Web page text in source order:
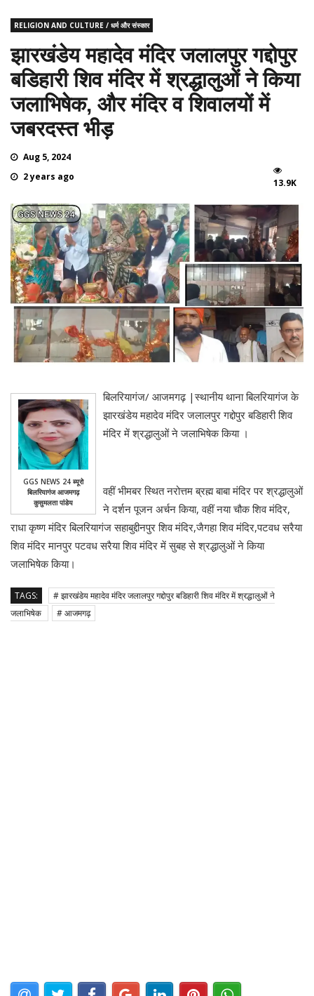
RELIGION AND CULTURE / धर्म और संस्कार
झारखंडेय महादेव मंदिर जलालपुर गद्दोपुर
बडिहारी शिव मंदिर में श्रद्धालुओं ने किया
जलाभिषेक, और मंदिर व शिवालयों में
जबरदस्त भीड़
Aug 5, 2024
2 years ago
13.9K
GGS NEWS 24 ब्यूरो
बिलरियागंज आजमगढ़
कुसुमलता पांडेय
बिलरियागंज/ आजमगढ़ |स्थानीय थाना बिलरियागंज के
झारखंडेय महादेव मंदिर जलालपुर गद्दोपुर बडिहारी शिव
मंदिर में श्रद्धालुओं ने जलाभिषेक किया ।
वहीं भीमबर स्थित नरोत्तम ब्रह्म बाबा मंदिर पर श्रद्धालुओं
ने दर्शन पूजन अर्चन किया, वहीं नया चौक शिव मंदिर,
राधा कृष्ण मंदिर बिलरियागंज सहाबुद्दीनपुर शिव मंदिर,जैगहा शिव मंदिर,पटवध सरैया
शिव मंदिर मानपुर पटवध सरैया शिव मंदिर में सुबह से श्रद्धालुओं ने किया
जलाभिषेक किया।
TAGS:
# झारखंडेय महादेव मंदिर जलालपुर गद्दोपुर बडिहारी शिव मंदिर में श्रद्धालुओं ने
जलाभिषेक
# आजमगढ़